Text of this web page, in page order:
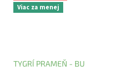
Viac za menej
TYGRÍ PRAMEŇ - BU